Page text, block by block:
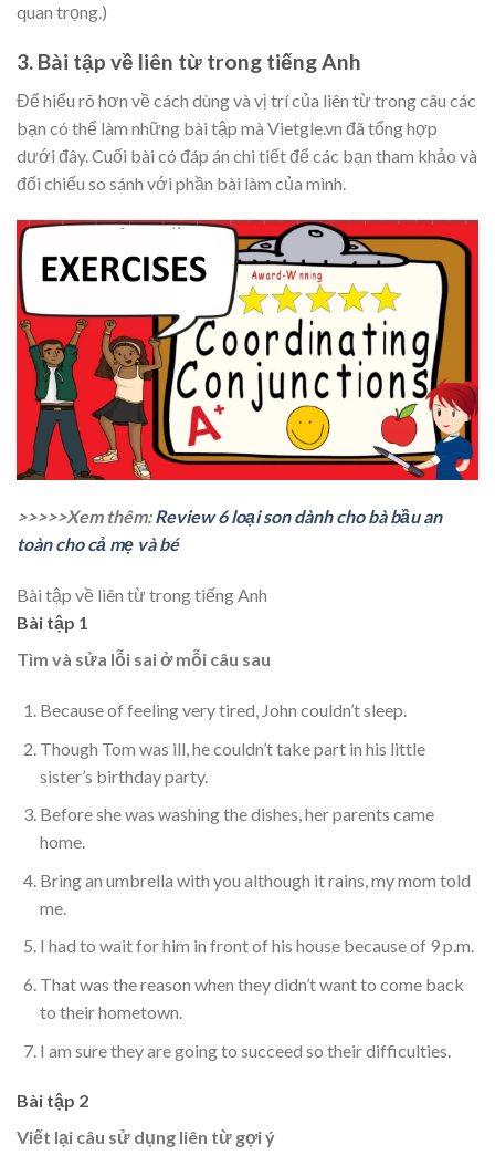
quan trọng.)
3. Bài tập về liên từ trong tiếng Anh
Để hiểu rõ hơn về cách dùng và vị trí của liên từ trong câu các
bạn có thể làm những bài tập mà Vietgle.vn đã tổng hợp
dưới đây. Cuối bài có đáp án chi tiết để các bạn tham khảo và
đối chiếu so sánh với phần bài làm của mình.
>>>>>Xem thêm:Review 6 loại son dành cho bà bầu an
toàn cho cả mẹ và bé
Bài tập về liên từ trong tiếng Anh
Bài tập 1
Tìm và sửa lỗi sai ở mỗi câu sau
Because of feeling very tired, John couldn’t sleep.
Though Tom was ill, he couldn’t take part in his little
sister’s birthday party.
Before she was washing the dishes, her parents came
home.
Bring an umbrella with you although it rains, my mom told
me.
I had to wait for him in front of his house because of 9 p.m.
That was the reason when they didn’t want to come back
to their hometown.
I am sure they are going to succeed so their difficulties.
Bài tập 2
Viết lại câu sử dụng liên từ gợi ý